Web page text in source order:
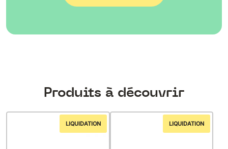
Produits à découvrir
LIQUIDATION LIQUIDATION